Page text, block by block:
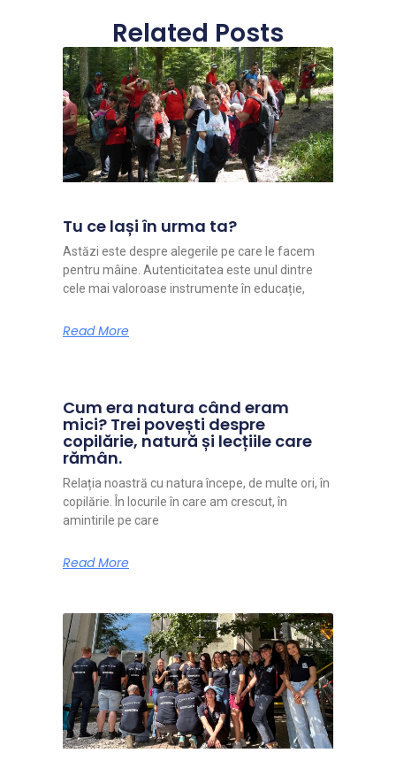
Related Posts
Tu ce lași în urma ta?
Astăzi este despre alegerile pe care le facem
pentru mâine. Autenticitatea este unul dintre
cele mai valoroase instrumente în educație,
Read More
Cum era natura când eram
mici? Trei povești despre
copilărie, natură și lecțiile care
rămân.
Relația noastră cu natura începe, de multe ori, în
copilărie. În locurile în care am crescut, în
amintirile pe care
Read More